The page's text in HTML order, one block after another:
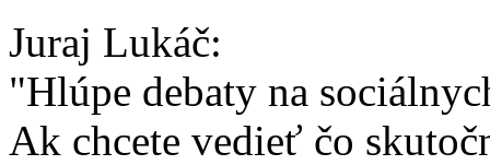
Juraj Lukáč:
"Hlúpe debaty na
Ak chcete vedieť čo